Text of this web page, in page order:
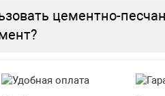
цементно-